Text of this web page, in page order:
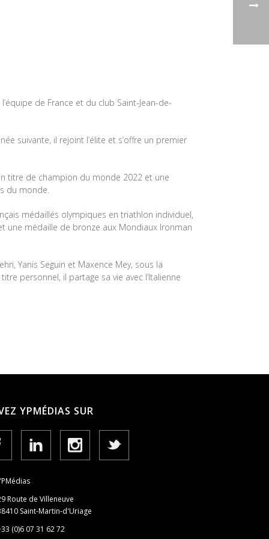
de France et du club Saint-Jean-de-
suivante, il rejoint l’élite et s’offre un premier
titre de champion du monde 2022 et une
du monde.
médaillés olympiques en triathlon individuel,
une médaille de bronze aux Mondiaux Ironman
Yanis Seguin et Maxence Mey, sous la
personnel, il partage sa vie avec l’Italienne
YPMÉDIAS SUR
Route de Villeneuve
Saint-Martin-d'Uriage
(0)6 07 31 62 72